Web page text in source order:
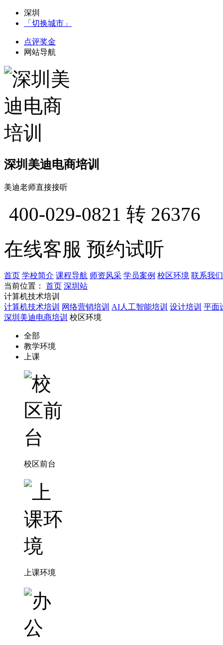
深圳
「切换城市」
点评奖金
网站导航
深圳美迪电商培训
美迪老师直接接听
400-029-0821 转 26376
在线客服 预约试听
首页 学校简介 课程导航 师资风采 学员案例 校区环境 联系我们
当前位置：
首页 深圳站
计算机技术培训
计算机技术培训
网络营销培训 AI人工智能培训 设计培训 平面
深圳美迪电商培训 校区环境
全部
教学环境
上课
校区前台
上课环境